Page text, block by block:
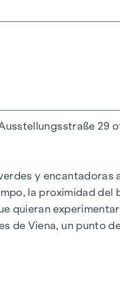
F GEE,SK = 0,67
GEE,SK = 0,68
kWh/m2a F
y
la proximidad
quieran
de Viena, un punto